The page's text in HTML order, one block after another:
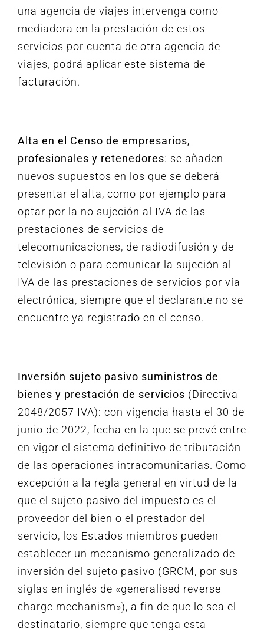
una agencia de viajes intervenga como
mediadora en la prestación de estos
servicios por cuenta de otra agencia de
viajes, podrá aplicar este sistema de
facturación.
Alta en el Censo de empresarios,
profesionales y retenedores: se añaden
nuevos supuestos en los que se deberá
presentar el alta, como por ejemplo para
optar por la no sujeción al IVA de las
prestaciones de servicios de
telecomunicaciones, de radiodifusión y de
televisión o para comunicar la sujeción al
IVA de las prestaciones de servicios por vía
electrónica, siempre que el declarante no se
encuentre ya registrado en el censo.
Inversión sujeto pasivo suministros de
bienes y prestación de servicios (Directiva
2048/2057 IVA): con vigencia hasta el 30 de
junio de 2022, fecha en la que se prevé entre
en vigor el sistema definitivo de tributación
de las operaciones intracomunitarias. Como
excepción a la regla general en virtud de la
que el sujeto pasivo del impuesto es el
proveedor del bien o el prestador del
servicio, los Estados miembros pueden
establecer un mecanismo generalizado de
inversión del sujeto pasivo (GRCM, por sus
siglas en inglés de «generalised reverse
charge mechanism»), a fin de que lo sea el
destinatario, siempre que tenga esta